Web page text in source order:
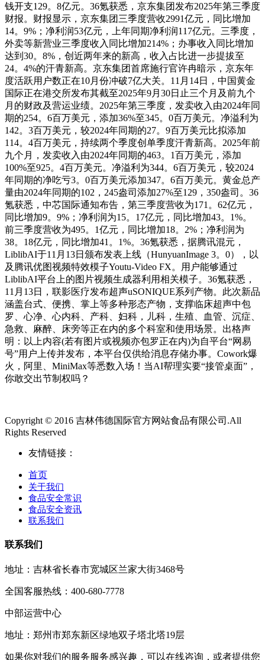
钱开支129。8亿元。36氪获悉，京东集团发布2025年第三季度
财报。财报显示，京东集团三季度营收2991亿元，同比增加
14。9%；净利润53亿元，上年同期净利润117亿元。三季度，
外卖等新营业三季度收入同比增加214%；办事收入同比增加
达到30。8%，创近两年来的新高，收入占比进一步提拔至
24。4%的汗青新高。京东集团首席施行官许冉暗示，京东年
度活跃用户数正在10月份冲破7亿大关。11月14日，中国黄金
国际正在港交所发布其截至2025年9月30日止三个月及前九个
月的财政及营运业绩。2025年第三季度，发卖收入由2024年同
期的254。6百万美元，添加36%至345。0百万美元。净溢利为
142。3百万美元，较2024年同期的27。9百万美元比拟添加
114。4百万美元，持续两个季度创单季度汗青新高。2025年前
九个月，发卖收入由2024年同期的463。1百万美元，添加
100%至925。4百万美元。净溢利为344。6百万美元，较2024
年同期的净吃亏3。0百万美元添加347。6百万美元。黄金总产
量由2024年同期的102，245盎司添加27%至129，350盎司。36
氪获悉，中芯国际通知布告，第三季度营收为171。62亿元，
同比增加9。9%；净利润为15。17亿元，同比增加43。1%。
前三季度营收为495。1亿元，同比增加18。2%；净利润为
38。18亿元，同比增加41。1%。36氪获悉，据腾讯混元，
LiblibAI于11月13日颁布发表上线（HunyuanImage 3。0），以
及腾讯优图视频特效模子Youtu-Video FX。用户能够通过
LiblibAI平台上的图片视频生成器利用相关模子。36氪获悉，
11月13日，联影医疗发布超声uSONIQUE系列产物。此次新品
涵盖台式、便携、掌上等多种形态产物，支撑临床超声中包
罗、心净、心内科、产科、妇科，儿科，生殖、血管、沉症、
急救、麻醉、床旁等正在内的多个科室和使用场景。出格声
明：以上内容(若有图片或视频亦包罗正在内)为自平台“网易
号”用户上传并发布，本平台仅供给消息存储办事。Cowork爆
火，阿里、MiniMax等悉数入场！当AI帮理实要“接管桌面”，
你敢交出节制权吗？
Copyright © 2016 吉林伟德国际官方网站食品有限公司.All
Rights Reserved
友情链接：
首页
关于我们
食品安全常识
食品安全资讯
联系我们
联系我们
地址：吉林省长春市宽城区兰家大街3468号
全国客服热线：400-680-7778
中部运营中心
地址：郑州市郑东新区绿地双子塔北塔19层
如果你对我们的服务服务感兴趣，可以在线咨询，或者提供您